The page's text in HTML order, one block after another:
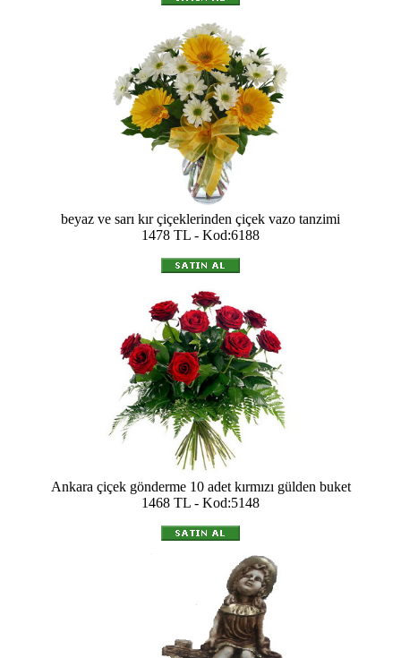
beyaz ve sarı kır çiçeklerinden çiçek vazo tanzimi
1478 TL - Kod:6188
Ankara çiçek gönderme 10 adet kırmızı gülden buket
1468 TL - Kod:5148